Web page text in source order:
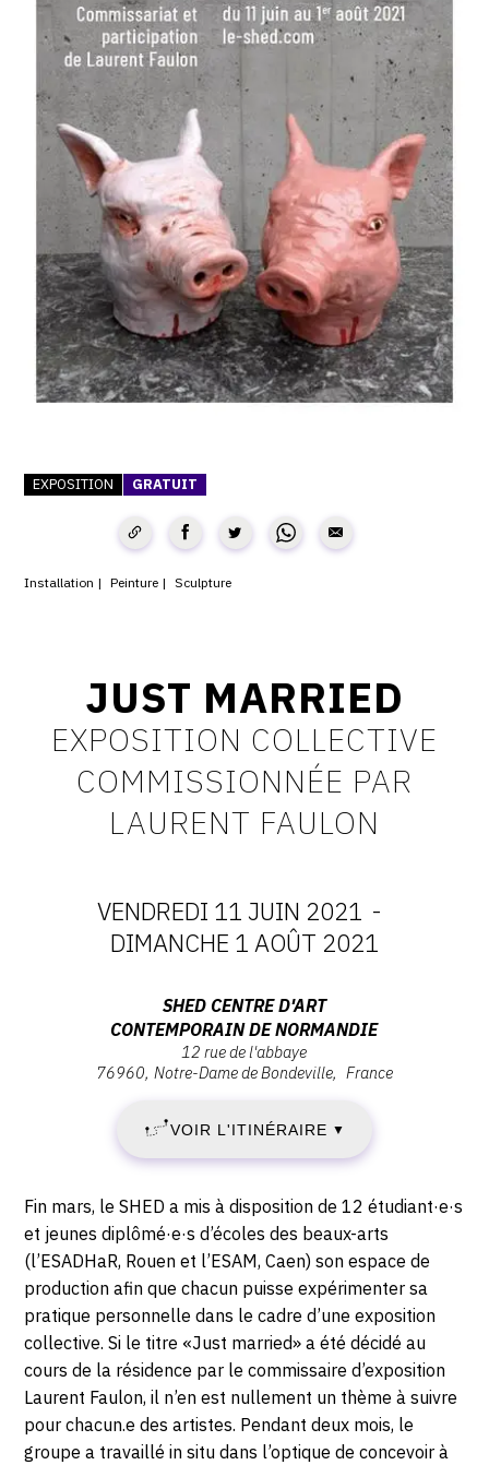
SERVICES
CRÉER SON CATALOGUE RAISONNÉ
ABONNEMENTS DÉDIÉS AUX GALERISTES
CRÉER SON SITE ARTISTE
CRÉER SON CATALOGUE D'EXPO
PUBLIER SES EXPOSITIONS
DEVENIR CONTRIBUTEUR
À PROPOS
À PROPOS D'OAM
CONTACT
SUIVEZ-NOUS
INSTAGRAM
FACEBOOK
TWITTER
EXPOSITION GRATUIT
Installation Peinture Sculpture
JUST MARRIED
EXPOSITION COLLECTIVE
COMMISSIONNÉE PAR
LAURENT FAULON
DATES
:
VENDREDI
11
JUIN
-
DIMANCHE
1
AOÛT
2021
VENDREDI 11 JUIN 2021 -
DIMANCHE 1 AOÛT 2021
contemporain
Normandie,
12
rue
de
l'Abbaye,
76960
Notre-
Dame
de
Bondeville
SHED CENTRE D'ART
CONTEMPORAIN DE NORMANDIE
12 rue de l'abbaye
76960 Notre-Dame de Bondeville France
VOIR L'ITINÉRAIRE ▼
Description,
horaires...
Fin mars, le SHED a mis à disposition de 12 étudiant·e·s
et jeunes diplômé·e·s d’écoles des beaux-arts
(l’ESADHaR, Rouen et l’ESAM, Caen) son espace de
production afin que chacun puisse expérimenter sa
pratique personnelle dans le cadre d’une exposition
collective. Si le titre «Just married» a été décidé au
cours de la résidence par le commissaire d’exposition
Laurent Faulon, il n’en est nullement un thème à suivre
pour chacun.e des artistes. Pendant deux mois, le
groupe a travaillé in situ dans l’optique de concevoir à